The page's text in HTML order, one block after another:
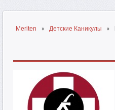
Meriten Детские Каникулы